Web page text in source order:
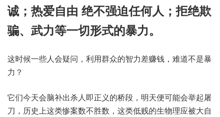
诚；热爱自由 绝不强迫任何人；拒绝欺
骗、武力等一切形式的暴力。
这时候一些人会疑问，利用群众的智力差赚钱，难道不是暴
力？
它们今天会脑补出杀人即正义的桥段，明天便可能会举起屠
刀，历史上这类惨案数不胜数，这类低贱的生物理应被大自